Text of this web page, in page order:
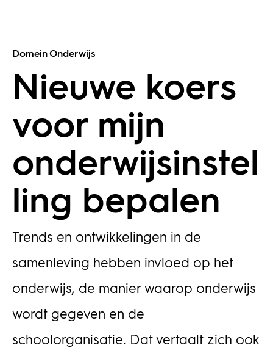
Domein Onderwijs
Nieuwe koers
voor mijn
onderwijsinstel
ling bepalen
Trends en ontwikkelingen in de
samenleving hebben invloed op het
onderwijs, de manier waarop onderwijs
wordt gegeven en de
schoolorganisatie. Dat vertaalt zich ook